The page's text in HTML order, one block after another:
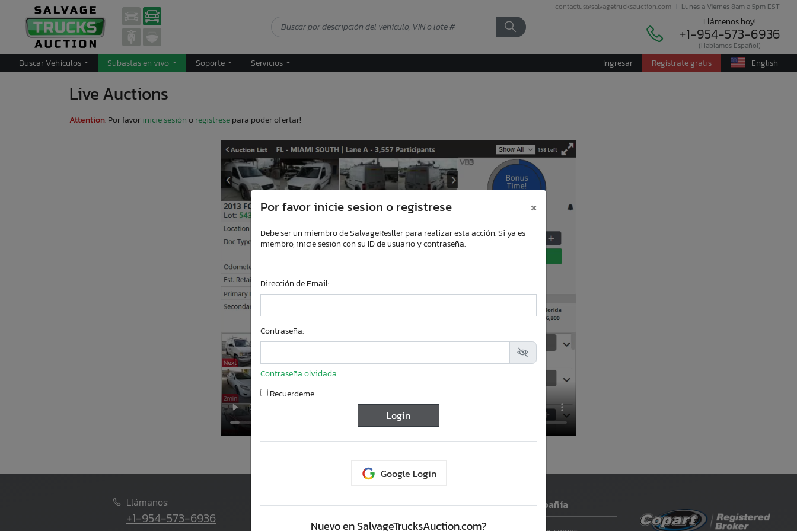
contactus@salvagetrucksauction.com Lunes a Viernes 8am a 5pm EST
Llámenos hoy!
+1-954-573-6936
(Hablamos Español)
Buscar Vehículos Subastas en vivo Soporte Servicios Ingresar Regístrate gratis English
Live Auctions
Attention: Por favorinicie sesiónoregistresepara poder ofertar!
×
Por favor inicie sesion o registrese
Debe ser un miembro de SalvageResller para realizar esta acción. Si ya es
miembro, inicie sesión con su ID de usuario y contraseña.
Dirección de Email:
Contraseña:
Contraseña olvidada
Recuerdeme
Google Login
Nuevo en SalvageTrucksAuction.com?
Llámanos:
+1-954-573-6936
Soporte
Buscador de
vehiculos
Compañía